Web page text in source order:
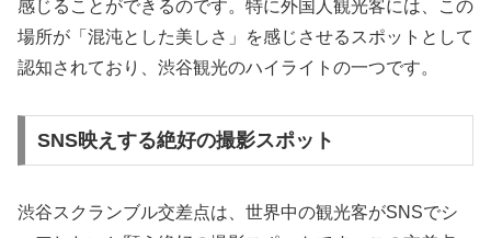
感じることができるのです。特に外国人観光客には、この
場所が「混沌とした美しさ」を感じさせるスポットとして
認知されており、渋谷観光のハイライトの一つです。
SNS映えする絶好の撮影スポット
渋谷スクランブル交差点は、世界中の観光客がSNSでシ